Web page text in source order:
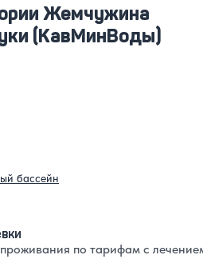
Жемчужина
(КавМинВоды)
бассейн
по тарифам с